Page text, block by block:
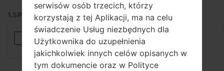
1.SPRAWDŹ RECAPTCHA
serwisów osób trzecich, którzy
korzystają z tej Aplikacji, ma na celu
świadczenie Usług niezbędnych dla
Użytkownika do uzupełnienia
jakichkolwiek innych celów opisanych w
tym dokumencie oraz w Polityce